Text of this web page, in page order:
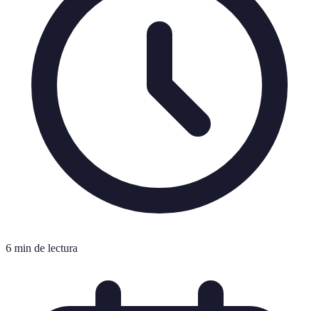
6 min de lectura